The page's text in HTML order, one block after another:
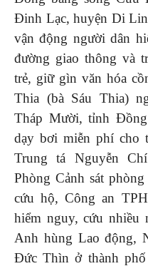
Đinh Lạc, huyện Di
vận động người dân
đường giao thông và
trẻ, giữ gìn văn hóa
Thia (bà Sáu Thia)
Tháp Mười, tỉnh
dạy bơi miễn phí cho
Trung tá Nguyễn
Phòng Cảnh sát
cứu hộ, Công an
hiểm nguy, cứu
Anh hùng Lao động,
Đức Thìn ở thành